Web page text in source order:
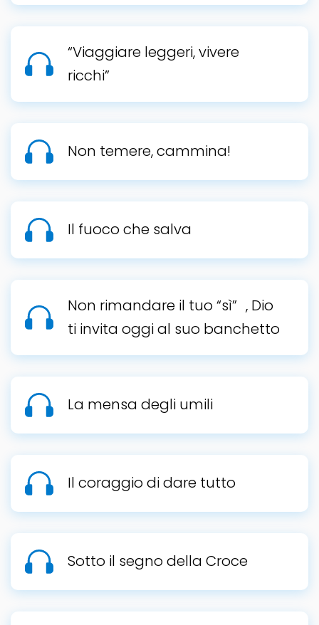
“Viaggiare leggeri, vivere
ricchi”
Non temere, cammina!
Il fuoco che salva
Non rimandare il tuo “sì” , Dio
ti invita oggi al suo banchetto
La mensa degli umili
Il coraggio di dare tutto
Sotto il segno della Croce